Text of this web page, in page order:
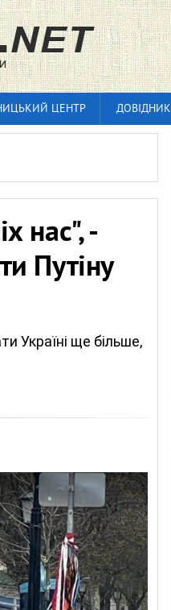
ЦЕНТР ДОВІДНИК
нас", -
Путіну
Україні ще більше,